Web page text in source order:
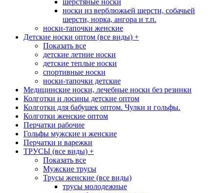
носки из верблюжьей шерсти, собачьей
шерсти, норка, ангора и т.п.
носки-тапочки женские
Детские носки оптом (все виды) +
Показать все
детские летние носки
детские теплые носки
спортивные носки
носки-тапочки детские
Медицинские носки, лечебные носки без резинки
Колготки и лосины детские оптом
Колготки для бабушек оптом. Чулки и гольфы.
Колготки женские оптом
Перчатки рабочие
Гольфы мужские и женские
Перчатки и варежки
ТРУСЫ (все виды) +
Показать все
Мужские трусы
Трусы женские (все виды)
трусы молодежные